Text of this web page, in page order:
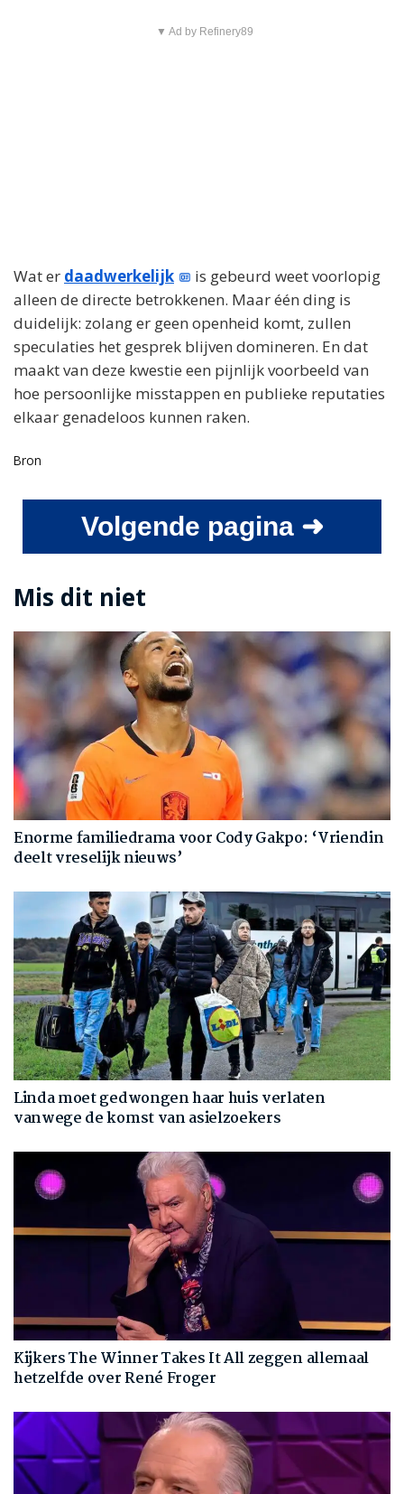
▼ Ad by Refinery89
Wat er daadwerkelijk
is gebeurd weet voorlopig
alleen de directe betrokkenen. Maar één ding is
duidelijk: zolang er geen openheid komt, zullen
speculaties het gesprek blijven domineren. En dat
maakt van deze kwestie een pijnlijk voorbeeld van
hoe persoonlijke misstappen en publieke reputaties
elkaar genadeloos kunnen raken.
Bron
Volgende pagina ➜
Mis dit niet
Enorme familiedrama voor Cody Gakpo: ‘Vriendin
deelt vreselijk nieuws’
Linda moet gedwongen haar huis verlaten
vanwege de komst van asielzoekers
Kijkers The Winner Takes It All zeggen allemaal
hetzelfde over René Froger